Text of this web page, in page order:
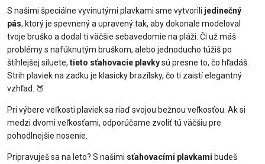
S našimi špeciálne vyvinutými plavkami sme vytvorili jedinečný
pás, ktorý je spevnený a upravený tak, aby dokonale modeloval
tvoje bruško a dodal ti väčšie sebavedomie na pláži. Či už máš
problémy s nafúknutým bruškom, alebo jednoducho túžiš po
štíhlejšej siluete, tieto sťahovacie plavkysú presne to, čo hľadáš.
Strih plaviek na zadku je klasicky brazílsky, čo ti zaistí elegantný
vzhľad. 🍑
Pri výbere veľkosti plaviek sa riaď svojou bežnou veľkosťou. Ak si
medzi dvomi veľkosťami, odporúčame zvoliť tú väčšiu pre
pohodlnejšie nosenie.
Pripravuješ sa na leto? S našimi sťahovacími plavkami budeš